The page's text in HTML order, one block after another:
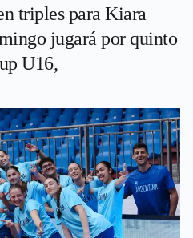
triples para Kiara
jugará por quinto
U16,